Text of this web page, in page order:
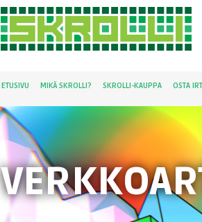
ETUSIVU MIKÄ SKROLLI? SKROLLI-KAUPPA OSTA